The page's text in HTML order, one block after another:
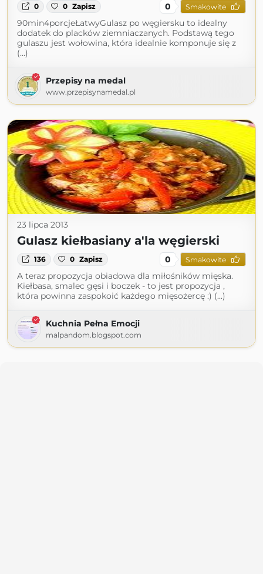
0 0 Zapisz 0 Smakowite
90min4porcjeŁatwyGulasz po węgiersku to idealny
dodatek do placków ziemniaczanych. Podstawą tego
gulaszu jest wołowina, która idealnie komponuje się z
(...)
Przepisy na medal
www.przepisynamedal.pl
23 lipca 2013
Gulasz kiełbasiany a'la węgierski
136 0 Zapisz 0 Smakowite
A teraz propozycja obiadowa dla miłośników mięska.
Kiełbasa, smalec gęsi i boczek - to jest propozycja ,
która powinna zaspokoić każdego mięsożercę :) (...)
Kuchnia Pełna Emocji
malpandom.blogspot.com